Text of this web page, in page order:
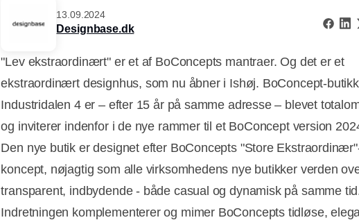
13.09.2024
Designbase.dk
"Lev ekstraordinært" er et af BoConcepts mantraer. Og det er et
ekstraordinært designhus, som nu åbner i Ishøj. BoConcept-
Industridalen 4 er – efter 15 år på samme adresse – blevet
og inviterer indenfor i de nye rammer til et BoConcept version
Den nye butik er designet efter BoConcepts "Store
koncept, nøjagtig som alle virksomhedens nye butikker verden
transparent, indbydende - både casual og dynamisk på samme
Indretningen komplementerer og mimer BoConcepts tidløse,